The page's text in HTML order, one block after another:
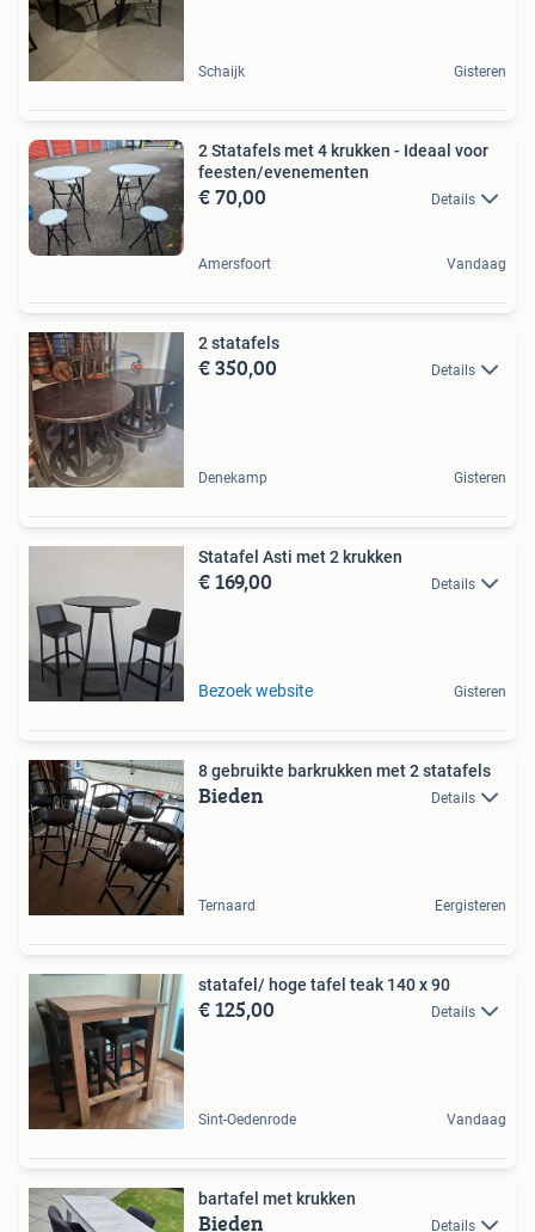
Schaijk Gisteren
2 Statafels met 4 krukken - Ideaal voor
feesten/evenementen
€ 70,00 Details
Amersfoort Vandaag
2 statafels
€ 350,00 Details
Denekamp Gisteren
Statafel Asti met 2 krukken
€ 169,00 Details
Bezoek website Gisteren
8 gebruikte barkrukken met 2 statafels
Bieden Details
Ternaard Eergisteren
statafel/ hoge tafel teak 140 x 90
€ 125,00 Details
Sint-Oedenrode Vandaag
bartafel met krukken
Bieden Details